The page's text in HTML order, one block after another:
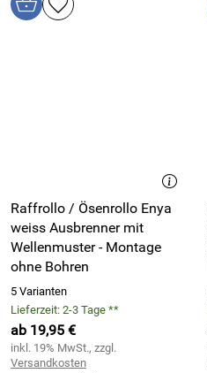
Raffrollo / Ösenrollo Enya
weiss Ausbrenner mit
Wellenmuster - Montage
ohne Bohren
5 Varianten
Lieferzeit: 2-3 Tage **
ab 19,95 €
inkl. 19% MwSt., zzgl.
Versandkosten